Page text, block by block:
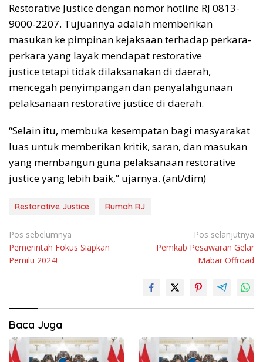
Restorative Justice dengan nomor hotline RJ 0813-
9000-2207. Tujuannya adalah memberikan
masukan ke pimpinan kejaksaan terhadap perkara-
perkara yang layak mendapat restorative
justice tetapi tidak dilaksanakan di daerah,
mencegah penyimpangan dan penyalahgunaan
pelaksanaan restorative justice di daerah.
“Selain itu, membuka kesempatan bagi masyarakat
luas untuk memberikan kritik, saran, dan masukan
yang membangun guna pelaksanaan restorative
justice yang lebih baik,” ujarnya. (ant/dim)
Restorative Justice Rumah RJ
Navigasi
pos
Pos sebelumnya
Pemerintah Fokus Siapkan
Pemilu 2024!
Pos selanjutnya
Pemkab Pesawaran Gelar
Mabar Offroad
Baca Juga